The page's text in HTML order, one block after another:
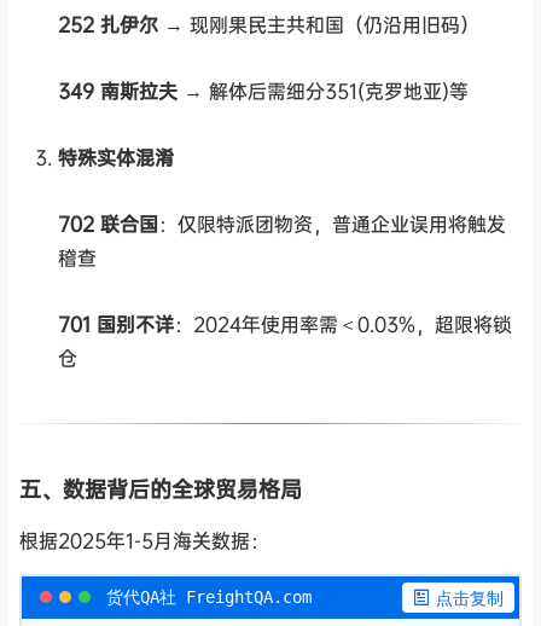
252 扎伊尔 → 现刚果民主共和国（仍沿用旧码）
349 南斯拉夫 → 解体后需细分351(克罗地亚)等
特殊实体混淆
702 联合国：仅限特派团物资，普通企业误用将触发
稽查
701 国别不详：2024年使用率需＜0.03%，超限将锁
仓
五、数据背后的全球贸易格局
根据2025年1-5月海关数据：
货代QA社 FreightQA.com 点击复制